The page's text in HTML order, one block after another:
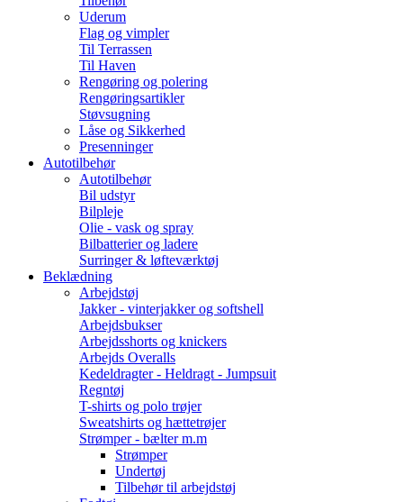
Uderum
Flag og vimpler
Til Terrassen
Til Haven
Rengøring og polering
Rengøringsartikler
Støvsugning
Låse og Sikkerhed
Presenninger
Autotilbehør
Autotilbehør
Bil udstyr
Bilpleje
Olie - vask og spray
Bilbatterier og ladere
Surringer & løfteværktøj
Beklædning
Arbejdstøj
Jakker - vinterjakker og softshell
Arbejdsbukser
Arbejdsshorts og knickers
Arbejds Overalls
Kedeldragter - Heldragt - Jumpsuit
Regntøj
T-shirts og polo trøjer
Sweatshirts og hættetrøjer
Strømper - bælter m.m
Strømper
Undertøj
Tilbehør til arbejdstøj